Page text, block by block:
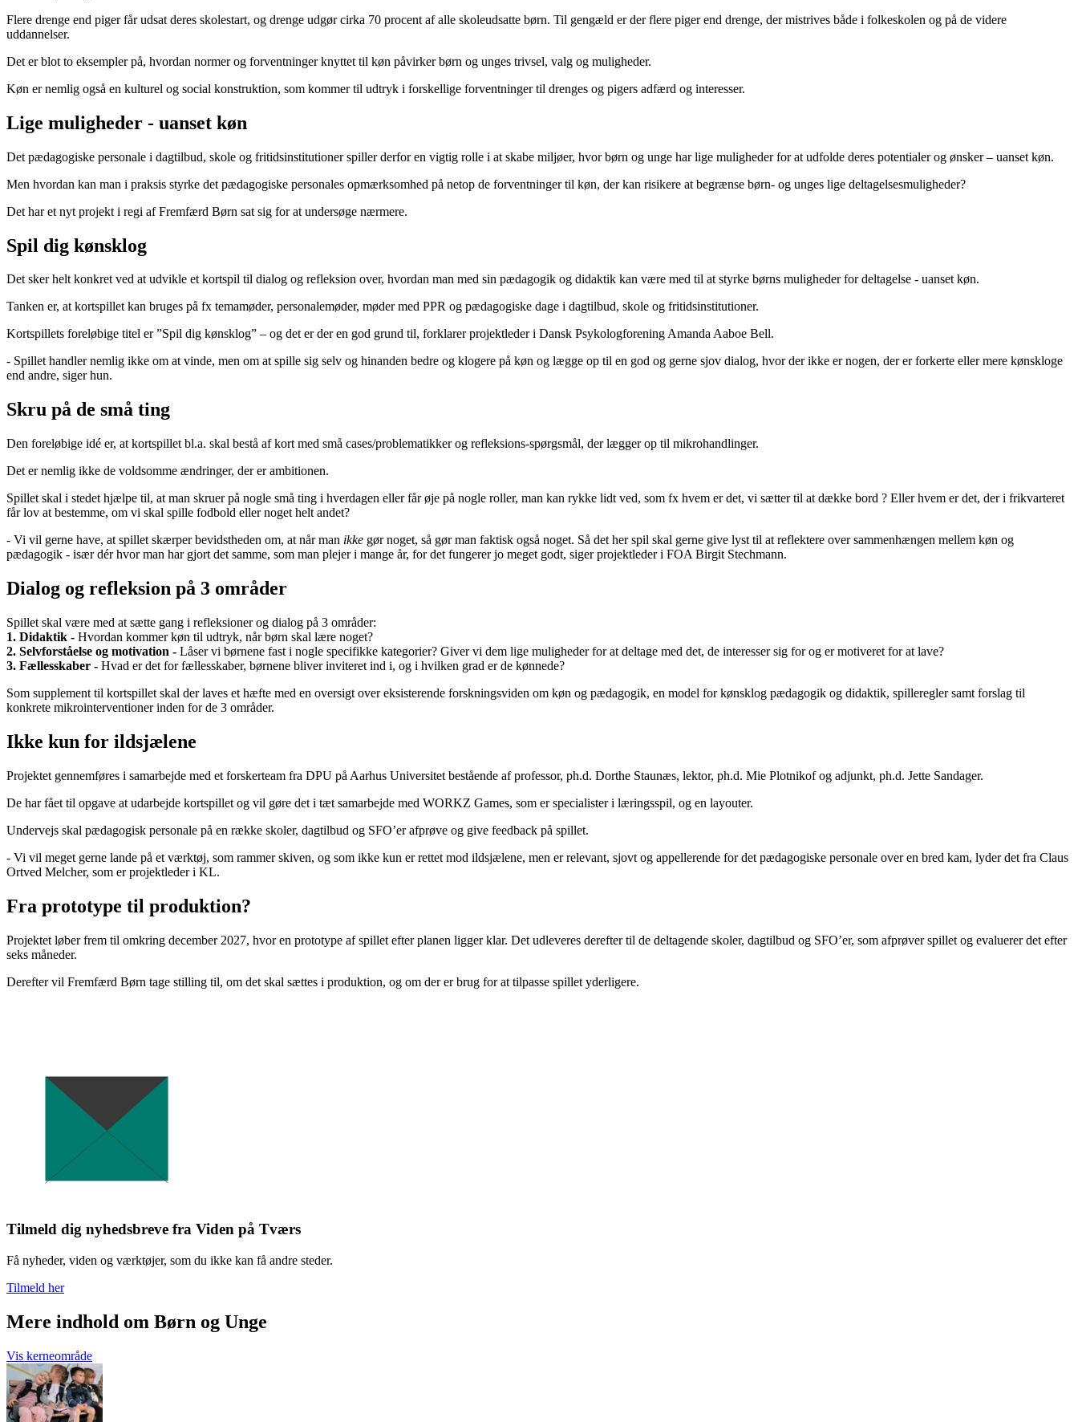
Flere drenge end piger får udsat deres skolestart, og drenge udgør cirka 70 procent af alle skoleudsatte børn. Til gengæld er der flere piger end drenge, der mistrives både i folkeskolen og på de videre
uddannelser.
Det er blot to eksempler på, hvordan normer og forventninger knyttet til køn påvirker børn og unges trivsel, valg og muligheder.
Køn er nemlig også en kulturel og social konstruktion, som kommer til udtryk i forskellige forventninger til drenges og pigers adfærd og interesser.
Lige muligheder - uanset køn
Det pædagogiske personale i dagtilbud, skole og fritidsinstitutioner spiller derfor en vigtig rolle i at skabe miljøer, hvor børn og unge har lige muligheder for at udfolde deres potentialer og ønsker – uanset køn.
Men hvordan kan man i praksis styrke det pædagogiske personales opmærksomhed på netop de forventninger til køn, der kan risikere at begrænse børn- og unges lige deltagelsesmuligheder?
Det har et nyt projekt i regi af Fremfærd Børn sat sig for at undersøge nærmere.
Spil dig kønsklog
Det sker helt konkret ved at udvikle et kortspil til dialog og refleksion over, hvordan man med sin pædagogik og didaktik kan være med til at styrke børns muligheder for deltagelse - uanset køn.
Tanken er, at kortspillet kan bruges på fx temamøder, personalemøder, møder med PPR og pædagogiske dage i dagtilbud, skole og fritidsinstitutioner.
Kortspillets foreløbige titel er ”Spil dig kønsklog” – og det er der en god grund til, forklarer projektleder i Dansk Psykologforening Amanda Aaboe Bell.
- Spillet handler nemlig ikke om at vinde, men om at spille sig selv og hinanden bedre og klogere på køn og lægge op til en god og gerne sjov dialog, hvor der ikke er nogen, der er forkerte eller mere kønskloge
end andre, siger hun.
Skru på de små ting
Den foreløbige idé er, at kortspillet bl.a. skal bestå af kort med små cases/problematikker og refleksions-spørgsmål, der lægger op til mikrohandlinger.
Det er nemlig ikke de voldsomme ændringer, der er ambitionen.
Spillet skal i stedet hjælpe til, at man skruer på nogle små ting i hverdagen eller får øje på nogle roller, man kan rykke lidt ved, som fx hvem er det, vi sætter til at dække bord ? Eller hvem er det, der i frikvarteret
får lov at bestemme, om vi skal spille fodbold eller noget helt andet?
- Vi vil gerne have, at spillet skærper bevidstheden om, at når man ikke gør noget, så gør man faktisk også noget. Så det her spil skal gerne give lyst til at reflektere over sammenhængen mellem køn og
pædagogik - især dér hvor man har gjort det samme, som man plejer i mange år, for det fungerer jo meget godt, siger projektleder i FOA Birgit Stechmann.
Dialog og refleksion på 3 områder
Spillet skal være med at sætte gang i refleksioner og dialog på 3 områder:
1. Didaktik - Hvordan kommer køn til udtryk, når børn skal lære noget?
2. Selvforståelse og motivation - Låser vi børnene fast i nogle specifikke kategorier? Giver vi dem lige muligheder for at deltage med det, de interesser sig for og er motiveret for at lave?
3. Fællesskaber - Hvad er det for fællesskaber, børnene bliver inviteret ind i, og i hvilken grad er de kønnede?
Som supplement til kortspillet skal der laves et hæfte med en oversigt over eksisterende forskningsviden om køn og pædagogik, en model for kønsklog pædagogik og didaktik, spilleregler samt forslag til
konkrete mikrointerventioner inden for de 3 områder.
Ikke kun for ildsjælene
Projektet gennemføres i samarbejde med et forskerteam fra DPU på Aarhus Universitet bestående af professor, ph.d. Dorthe Staunæs, lektor, ph.d. Mie Plotnikof og adjunkt, ph.d. Jette Sandager.
De har fået til opgave at udarbejde kortspillet og vil gøre det i tæt samarbejde med WORKZ Games, som er specialister i læringsspil, og en layouter.
Undervejs skal pædagogisk personale på en række skoler, dagtilbud og SFO’er afprøve og give feedback på spillet.
- Vi vil meget gerne lande på et værktøj, som rammer skiven, og som ikke kun er rettet mod ildsjælene, men er relevant, sjovt og appellerende for det pædagogiske personale over en bred kam, lyder det fra Claus
Ortved Melcher, som er projektleder i KL.
Fra prototype til produktion?
Projektet løber frem til omkring december 2027, hvor en prototype af spillet efter planen ligger klar. Det udleveres derefter til de deltagende skoler, dagtilbud og SFO’er, som afprøver spillet og evaluerer det efter
seks måneder.
Derefter vil Fremfærd Børn tage stilling til, om det skal sættes i produktion, og om der er brug for at tilpasse spillet yderligere.
Tilmeld dig nyhedsbreve fra Viden på Tværs
Få nyheder, viden og værktøjer, som du ikke kan få andre steder.
Tilmeld her
Mere indhold om Børn og Unge
Vis kerneområde